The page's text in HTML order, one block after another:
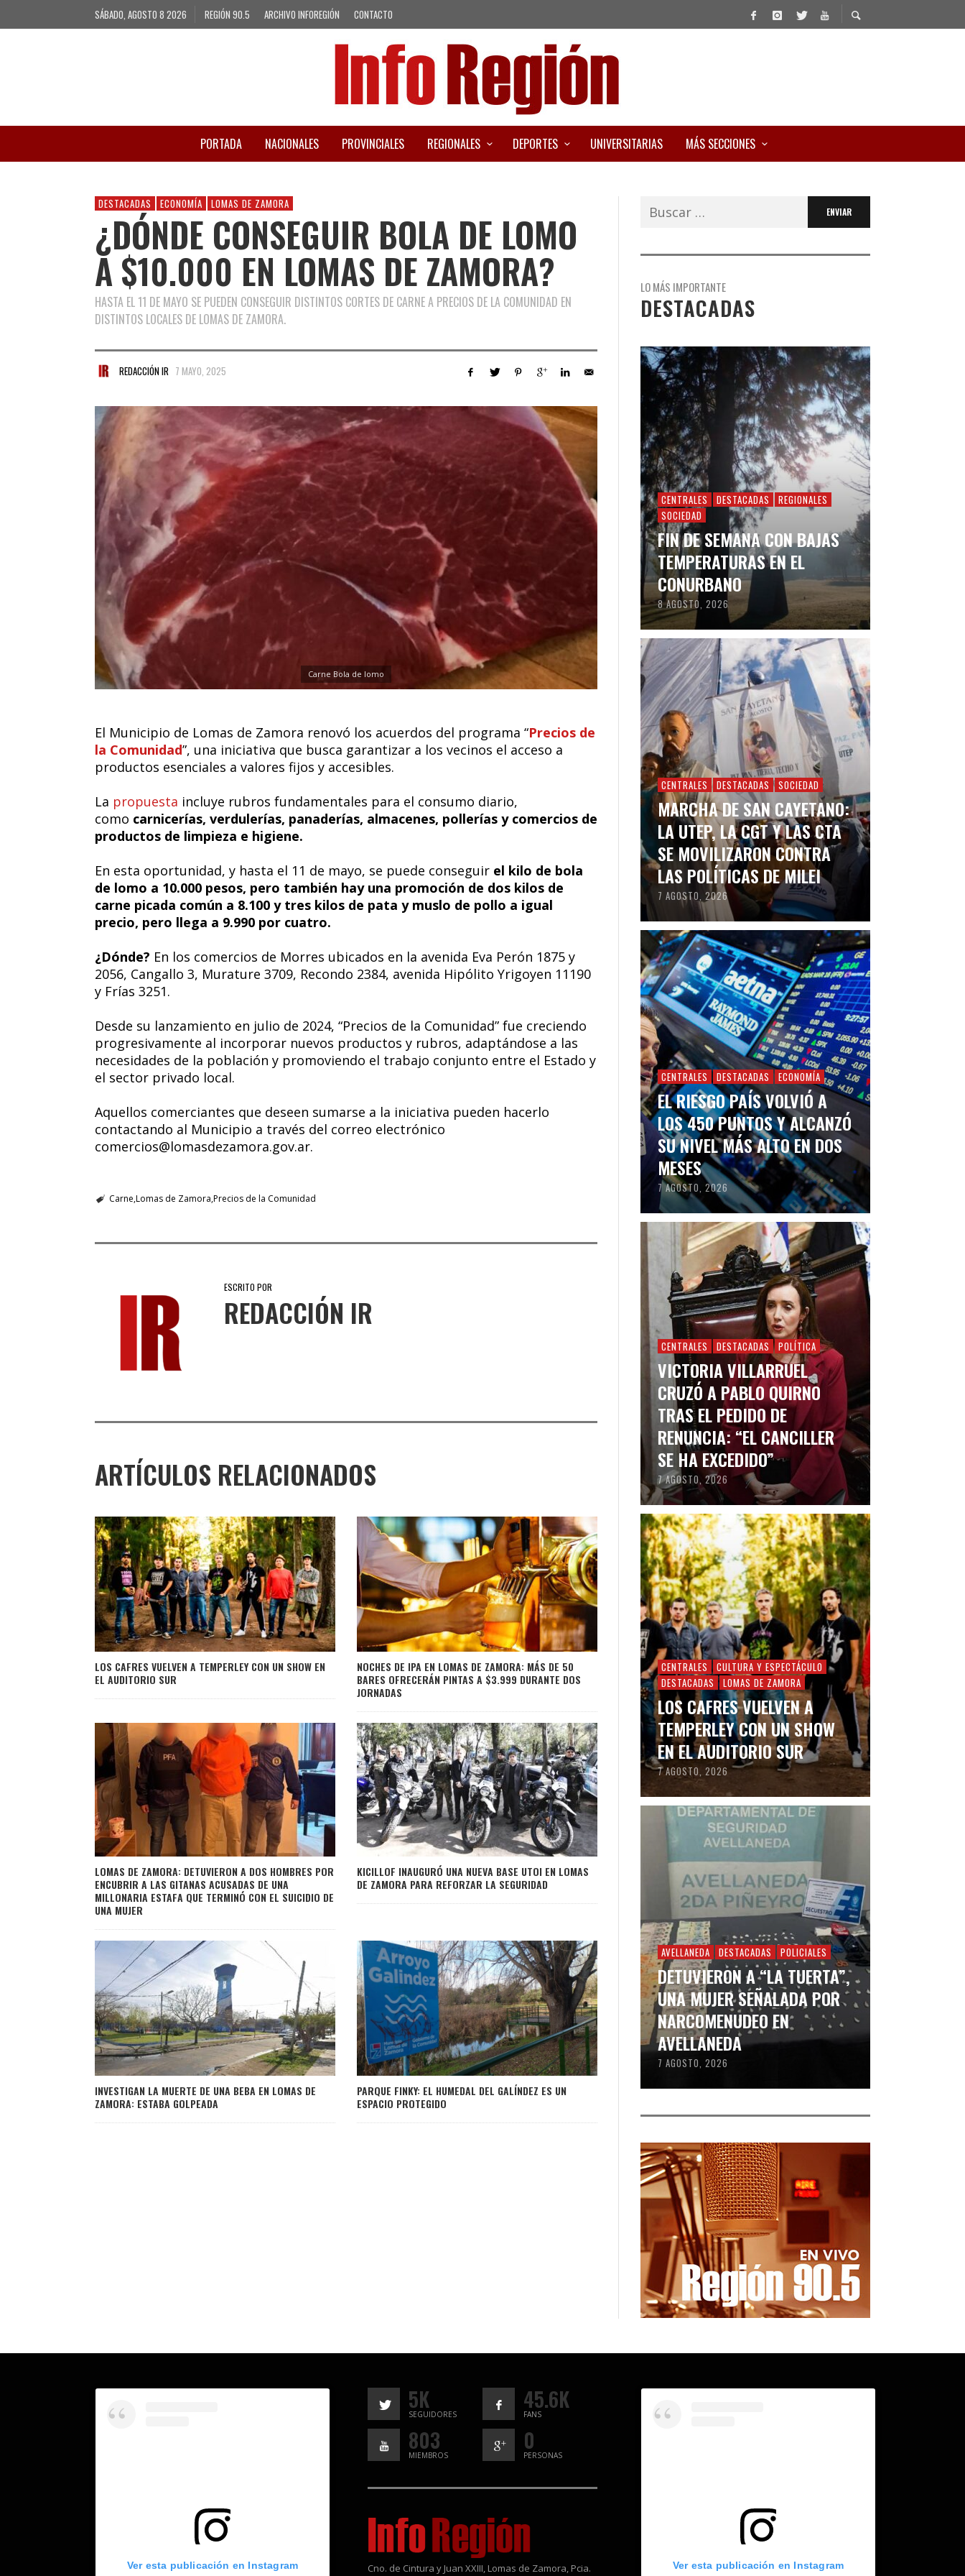
SÁBADO, AGOSTO 8 2026 REGIÓN 90.5 ARCHIVO INFOREGIÓN CONTACTO
PORTADA NACIONALES PROVINCIALES REGIONALES DEPORTES UNIVERSITARIAS MÁS SECCIONES
DESTACADAS ECONOMÍA LOMAS DE ZAMORA
¿DÓNDE CONSEGUIR BOLA DE LOMO
A $10.000 EN LOMAS DE ZAMORA?
HASTA EL 11 DE MAYO SE PUEDEN CONSEGUIR DISTINTOS CORTES DE CARNE A PRECIOS DE LA COMUNIDAD EN
DISTINTOS LOCALES DE LOMAS DE ZAMORA.
REDACCIÓN IR 7 MAYO, 2025
Carne Bola de lomo
El Municipio de Lomas de Zamora renovó los acuerdos del programa “Precios de
la Comunidad”, una iniciativa que busca garantizar a los vecinos el acceso a
productos esenciales a valores fijos y accesibles.
La propuesta incluye rubros fundamentales para el consumo diario,
como carnicerías, verdulerías, panaderías, almacenes, pollerías y comercios de
productos de limpieza e higiene.
En esta oportunidad, y hasta el 11 de mayo, se puede conseguir el kilo de bola
de lomo a 10.000 pesos, pero también hay una promoción de dos kilos de
carne picada común a 8.100 y tres kilos de pata y muslo de pollo a igual
precio, pero llega a 9.990 por cuatro.
¿Dónde? En los comercios de Morres ubicados en la avenida Eva Perón 1875 y
2056, Cangallo 3, Murature 3709, Recondo 2384, avenida Hipólito Yrigoyen 11190
y Frías 3251.
Desde su lanzamiento en julio de 2024, “Precios de la Comunidad” fue creciendo
progresivamente al incorporar nuevos productos y rubros, adaptándose a las
necesidades de la población y promoviendo el trabajo conjunto entre el Estado y
el sector privado local.
Aquellos comerciantes que deseen sumarse a la iniciativa pueden hacerlo
contactando al Municipio a través del correo electrónico
comercios@lomasdezamora.gov.ar.
Carne Lomas de Zamora Precios de la Comunidad
ESCRITO POR
REDACCIÓN IR
ARTÍCULOS RELACIONADOS
LOS CAFRES VUELVEN A TEMPERLEY CON UN SHOW EN
EL AUDITORIO SUR
NOCHES DE IPA EN LOMAS DE ZAMORA: MÁS DE 50
BARES OFRECERÁN PINTAS A $3.999 DURANTE DOS
JORNADAS
LOMAS DE ZAMORA: DETUVIERON A DOS HOMBRES POR
ENCUBRIR A LAS GITANAS ACUSADAS DE UNA
MILLONARIA ESTAFA QUE TERMINÓ CON EL SUICIDIO DE
UNA MUJER
KICILLOF INAUGURÓ UNA NUEVA BASE UTOI EN LOMAS
DE ZAMORA PARA REFORZAR LA SEGURIDAD
INVESTIGAN LA MUERTE DE UNA BEBA EN LOMAS DE
ZAMORA: ESTABA GOLPEADA
PARQUE FINKY: EL HUMEDAL DEL GALÍNDEZ ES UN
ESPACIO PROTEGIDO
Buscar:
LO MÁS IMPORTANTE
DESTACADAS
CENTRALES DESTACADAS
REGIONALES
SOCIEDAD
FIN DE SEMANA CON BAJAS
TEMPERATURAS EN EL
CONURBANO
8 AGOSTO, 2026
CENTRALES DESTACADAS SOCIEDAD
MARCHA DE SAN CAYETANO:
LA UTEP, LA CGT Y LAS CTA
SE MOVILIZARON CONTRA
LAS POLÍTICAS DE MILEI
7 AGOSTO, 2026
CENTRALES DESTACADAS ECONOMÍA
EL RIESGO PAÍS VOLVIÓ A
LOS 450 PUNTOS Y ALCANZÓ
SU NIVEL MÁS ALTO EN DOS
MESES
7 AGOSTO, 2026
CENTRALES DESTACADAS POLÍTICA
VICTORIA VILLARRUEL
CRUZÓ A PABLO QUIRNO
TRAS EL PEDIDO DE
RENUNCIA: “EL CANCILLER
SE HA EXCEDIDO”
7 AGOSTO, 2026
CENTRALES
CULTURA Y ESPECTÁCULO
DESTACADAS
LOMAS DE ZAMORA
LOS CAFRES VUELVEN A
TEMPERLEY CON UN SHOW
EN EL AUDITORIO SUR
7 AGOSTO, 2026
AVELLANEDA DESTACADAS POLICIALES
DETUVIERON A “LA TUERTA”,
UNA MUJER SEÑALADA POR
NARCOMENUDEO EN
AVELLANEDA
7 AGOSTO, 2026
Ver esta publicación en Instagram
5K
SEGUIDORES
45.6K
FANS
803
MIEMBROS
0
PERSONAS
Cno. de Cintura y Juan XXIII, Lomas de Zamora, Pcia. Ver esta publicación en Instagram